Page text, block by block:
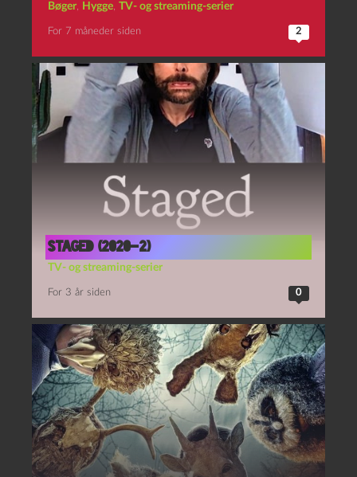
Bøger, Hygge, TV- og streaming-serier
For 7 måneder siden 2
Staged (2020-2)
TV- og streaming-serier
For 3 år siden 0